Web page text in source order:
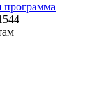
программа